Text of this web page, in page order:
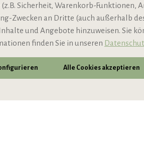
Sicherheit, Warenkorb-Funktionen,
Zwecken an Dritte (auch außerhalb
und Angebote hinzuweisen. Sie
finden Sie in unseren
Alle Cookies akzeptieren